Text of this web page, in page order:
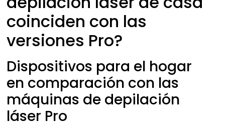
coinciden con las
versiones Pro?
Dispositivos para el hogar
en comparación con las
máquinas de depilación
láser Pro